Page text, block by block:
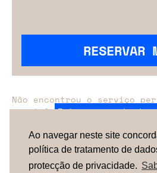
Ao navegar neste site
política de tratamento de
protecção de privacidade.
RESERVAR
Não encontrou o serviço
evento?
Entre em contacto
TERMOS & CONDIÇÕES SOBRE
FUNCIONA
CONTACTOS